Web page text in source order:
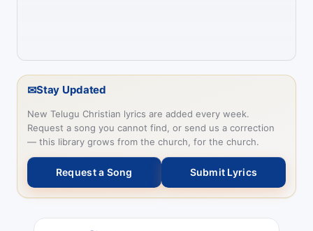
✉Stay Updated
New Telugu Christian lyrics are added every week.
Request a song you cannot find, or send us a correction
— this library grows from the church, for the church.
Request a Song Submit Lyrics